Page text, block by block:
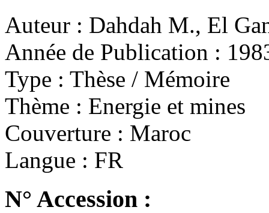
Auteur : Dahdah M., El
Année de Publication :
Type : Thèse / Mémoire
Thème : Energie et mines
Couverture : Maroc
Langue : FR
N° Accession :